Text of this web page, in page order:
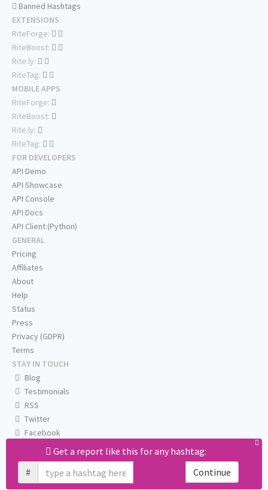
Get a report like this for any hashtag:
#
Continue
Banned Hashtags
EXTENSIONS
RiteForge:
RiteBoost:
Rite.ly:
RiteTag:
MOBILE APPS
RiteForge:
RiteBoost:
Rite.ly:
RiteTag:
FOR DEVELOPERS
API Demo
API Showcase
API Console
API Docs
API Client (Python)
GENERAL
Pricing
Affiliates
About
Help
Status
Press
Privacy (GDPR)
Terms
STAY IN TOUCH
Blog
Testimonials
RSS
Twitter
Facebook
Email us